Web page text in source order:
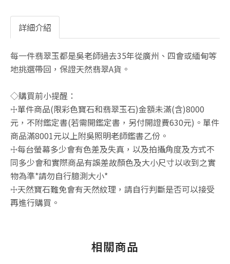
詳細介紹
每一件翡翠玉都是吳老師過去35年從廣州、四會或緬甸等
地挑選帶回，保證天然翡翠A貨。
◇購買前小提醒：
☩單件商品(限彩色寶石和翡翠玉石)金額未滿(含)8000
元，不附鑑定書(若需開鑑定書，另付開證費630元)。單件
商品滿8001元以上附吳照明老師鑑書乙份。
☩每台螢幕多少會有色差及失真，以及拍攝角度及方式不
同多少會和實際商品有誤差故顏色及大小尺寸以收到之實
物為準*請勿自行臆測大小*
☩天然寶石難免會有天然紋理，請自行判斷是否可以接受
再進行購買。
相關商品